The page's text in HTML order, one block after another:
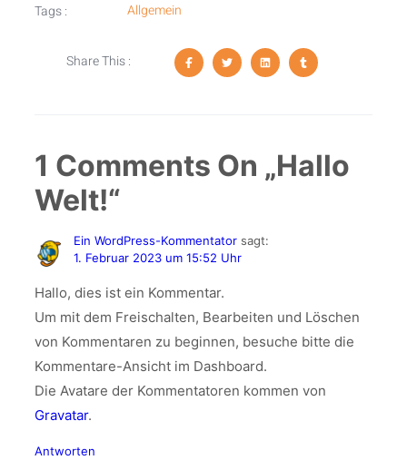
Tags : Allgemein
Share This :
1 Comments On „Hallo
Welt!“
Ein WordPress-Kommentator sagt:
1. Februar 2023 um 15:52 Uhr
Hallo, dies ist ein Kommentar.
Um mit dem Freischalten, Bearbeiten und Löschen
von Kommentaren zu beginnen, besuche bitte die
Kommentare-Ansicht im Dashboard.
Die Avatare der Kommentatoren kommen von
Gravatar.
Antworten